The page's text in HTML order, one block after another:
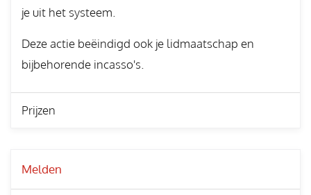
je uit het systeem.
Deze actie beëindigd ook je lidmaatschap en
bijbehorende incasso's.
Prijzen
Melden